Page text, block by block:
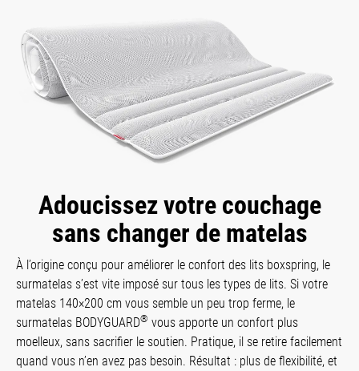
Adoucissez votre couchage
sans changer de matelas
À l’origine conçu pour améliorer le confort des lits boxspring, le
surmatelas s’est vite imposé sur tous les types de lits. Si votre
matelas 140×200 cm vous semble un peu trop ferme, le
surmatelas BODYGUARD® vous apporte un confort plus
moelleux, sans sacrifier le soutien. Pratique, il se retire facilement
quand vous n’en avez pas besoin. Résultat : plus de flexibilité, et